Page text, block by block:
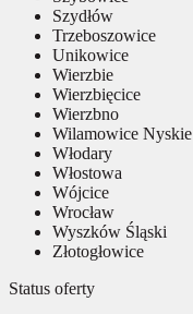
Szydłów
Trzeboszowice
Unikowice
Wierzbie
Wierzbięcice
Wierzbno
Wilamowice Nyskie
Włodary
Włostowa
Wójcice
Wrocław
Wyszków Śląski
Złotogłowice
Status oferty